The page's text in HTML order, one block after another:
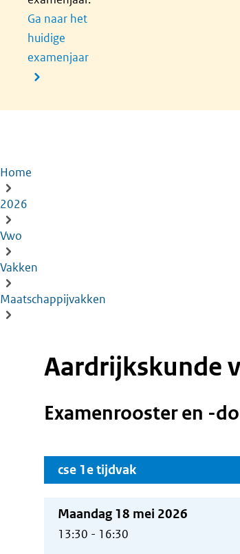
Ga naar het
huidige
examenjaar
Kruimelpad
Home
2026
Vwo
Vakken
Maatschappijvakken
Aardrijkskunde
Examenrooster en -
cse 1e tijdvak
Maandag 18 mei 2026
13:30 - 16:30